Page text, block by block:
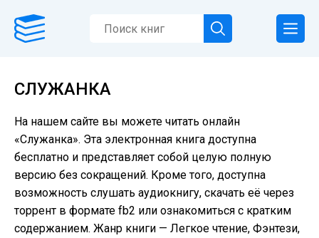
СЛУЖАНКА
На нашем сайте вы можете читать онлайн
«Служанка». Эта электронная книга доступна
бесплатно и представляет собой целую полную
версию без сокращений. Кроме того, доступна
возможность слушать аудиокнигу, скачать её через
торрент в формате fb2 или ознакомиться с кратким
содержанием. Жанр книги — Легкое чтение, Фэнтези,